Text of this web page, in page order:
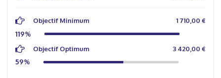
Objectif Minimum 1 710,00 €
119%
Objectif Optimum 3 420,00 €
59%